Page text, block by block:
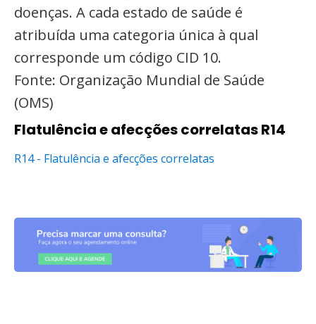
doenças. A cada estado de saúde é
atribuída uma categoria única à qual
corresponde um código CID 10.
Fonte: Organização Mundial de Saúde
(OMS)
Flatulência e afecções correlatas R14
R14 - Flatulência e afecções correlatas